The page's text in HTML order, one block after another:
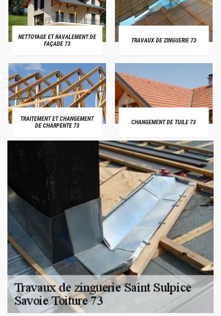
NETTOYAGE ET RAVALEMENT DE
FAÇADE 73
TRAVAUX DE ZINGUERIE 73
TRAITEMENT ET CHANGEMENT
DE CHARPENTE 73
CHANGEMENT DE TUILE 73